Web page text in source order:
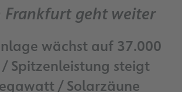
Frankfurt geht weiter
wächst auf 37.000
Spitzenleistung steigt
/ Solarzäune